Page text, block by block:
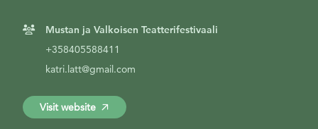
Mustan ja Valkoisen Teatterifestivaali
+358405588411
katri.latt@gmail.com
Visit website